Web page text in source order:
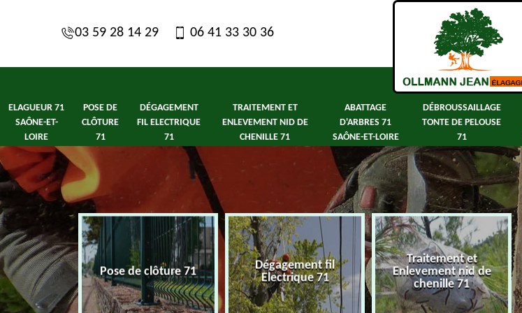
03 59 28 14 29 06 41 33 30 36
ELAGUEUR 71
SAÔNE-ET-
LOIRE
POSE DE
CLÔTURE
71
DÉGAGEMENT
FIL ELECTRIQUE
71
TRAITEMENT ET
ENLEVEMENT NID DE
CHENILLE 71
ABATTAGE
D'ARBRES 71
SAÔNE-ET-LOIRE
DÉBROUSSAILLAGE
TONTE DE PELOUSE
71
Saône-et-
Pose de clôture 71
Dégagement fil
Electrique 71
Traitement et
Enlevement nid de
chenille 71